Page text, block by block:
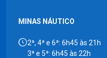
MINAS NÁUTICO
2ª, 4ª e 6ª: 6h45 às 21h
3ª e 5ª: 6h45 às 22h